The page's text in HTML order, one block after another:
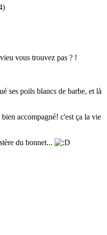
vous trouvez pas ? !
ses poils blancs de barbe, et là
accompagné! c'est ça la vie
du bonnet...